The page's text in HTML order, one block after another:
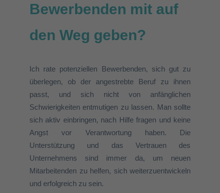
Bewerbenden mit auf
den Weg geben?
Ich rate potenziellen Bewerbenden, sich gut zu
überlegen, ob der angestrebte Beruf zu ihnen
passt, und sich nicht von anfänglichen
Schwierigkeiten entmutigen zu lassen. Man sollte
sich aktiv einbringen, nach Hilfe fragen und keine
Angst vor Verantwortung haben. Die
Unterstützung und das Vertrauen des
Unternehmens sind immer da, um neuen
Mitarbeitenden zu helfen, sich weiterzuentwickeln
und erfolgreich zu sein.